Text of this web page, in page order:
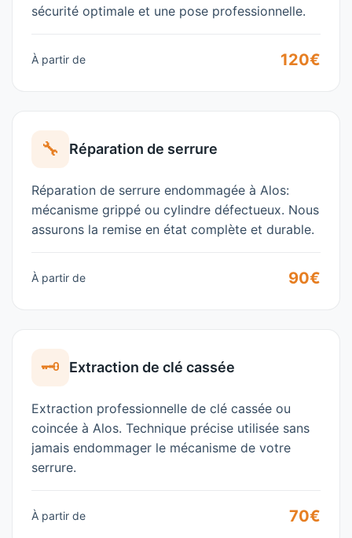
sécurité optimale et une pose professionnelle.
À partir de 120€
🔧 Réparation de serrure
Réparation de serrure endommagée à Alos:
mécanisme grippé ou cylindre défectueux. Nous
assurons la remise en état complète et durable.
À partir de 90€
🗝️ Extraction de clé cassée
Extraction professionnelle de clé cassée ou
coincée à Alos. Technique précise utilisée sans
jamais endommager le mécanisme de votre
serrure.
À partir de 70€